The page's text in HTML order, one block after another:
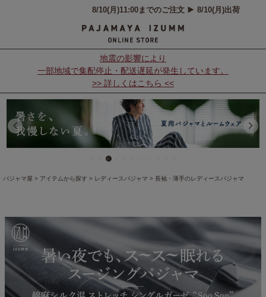
地震の影響により
一部地域で集配停止・配送遅延が発生しています。
>> 詳しくはこちら <<
パジャマ屋 アイテムから探す レディースパジャマ 長袖・薄手のレディースパジャマ